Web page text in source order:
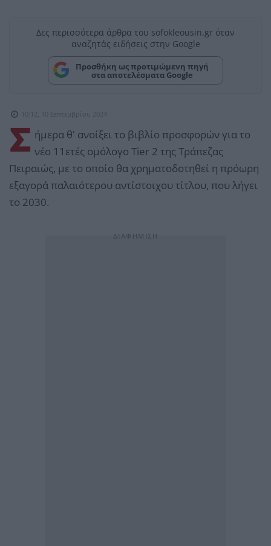
Δες περισσότερα άρθρα του sofokleousin.gr όταν
αναζητάς ειδήσεις στην Google
Προσθήκη ως προτιμώμενη πηγή
στα αποτελέσματα Google
10:12, 10 Σεπτεμβρίου 2024
Σ ήμερα θ' ανοίξει το βιβλίο προσφορών για το
νέο 11ετές ομόλογο Tier 2 της Τράπεζας
Πειραιώς, με το οποίο θα χρηματοδοτηθεί η πρόωρη
εξαγορά παλαιότερου αντίστοιχου τίτλου, που λήγει
το 2030.